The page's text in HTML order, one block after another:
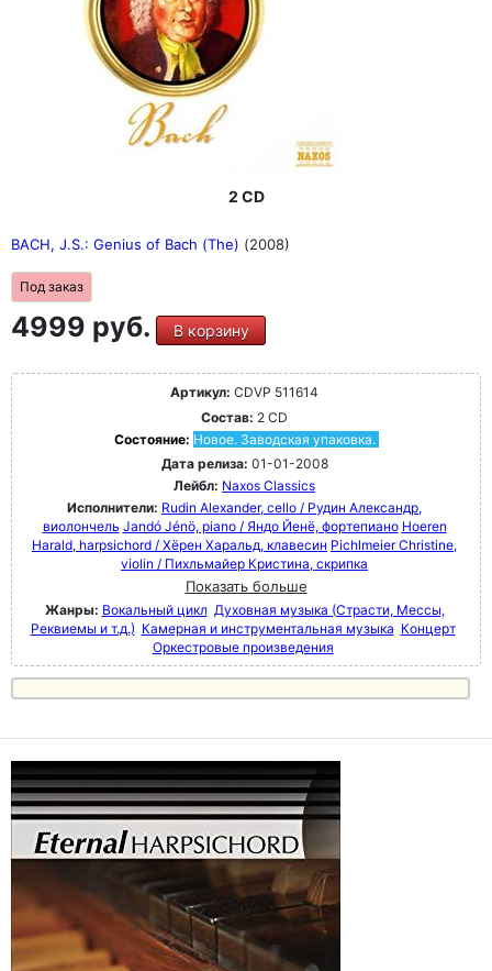
2 CD
BACH, J.S.: Genius of Bach (The) (2008)
Под заказ
4999 руб. В корзину
Артикул: CDVP 511614
Состав: 2 CD
Состояние: Новое. Заводская упаковка.
Дата релиза: 01-01-2008
Лейбл: Naxos Classics
Исполнители: Rudin Alexander, cello / Рудин Александр,
виолончель Jandó Jénö, piano / Яндо Йенё, фортепиано Hoeren
Harald, harpsichord / Хёрен Харальд, клавесин Pichlmeier Christine,
violin / Пихльмайер Кристина, скрипка
Показать больше
Жанры: Вокальный цикл Духовная музыка (Страсти, Мессы,
Реквиемы и т.д.) Камерная и инструментальная музыка Концерт
Оркестровые произведения